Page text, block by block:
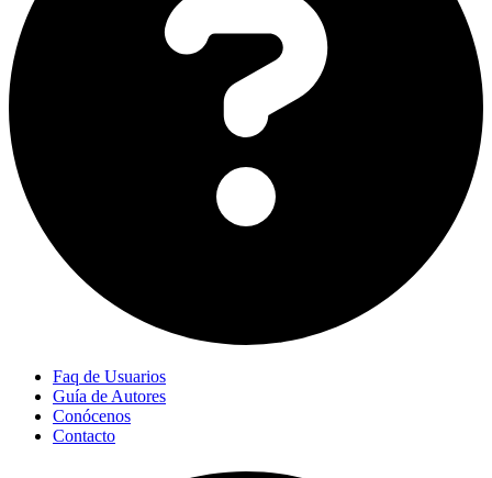
Faq de Usuarios
Guía de Autores
Conócenos
Contacto